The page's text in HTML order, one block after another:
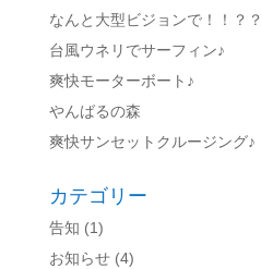
なんと大型ビジョンで！！？？
台風ウネリでサーフィン♪
爽快モーターボート♪
やんばるの森
爽快サンセットクルージング♪
カテゴリー
告知 (1)
お知らせ(4)